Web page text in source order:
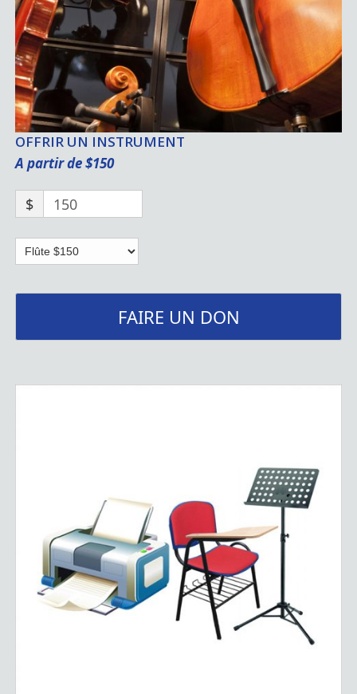
OFFRIR UN INSTRUMENT
A partir de $150
$ 150
FAIRE UN DON